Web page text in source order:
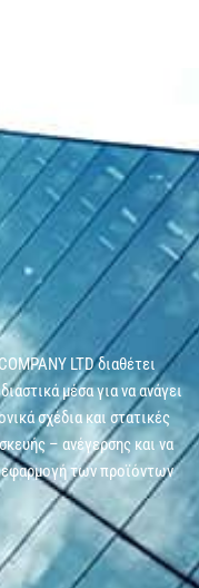
LTD διαθέτει
μέσα για να ανάγει
σχέδια και στατικές
– ανέγερσης και να
εφαρμογή των προϊόντων